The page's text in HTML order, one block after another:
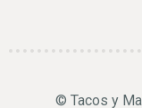
© Tacos y